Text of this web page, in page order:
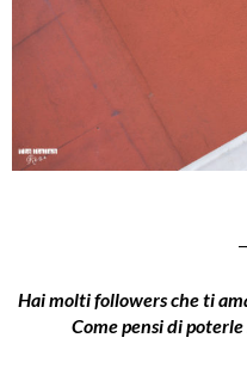
Hai molti followers che ti
Come pensi di